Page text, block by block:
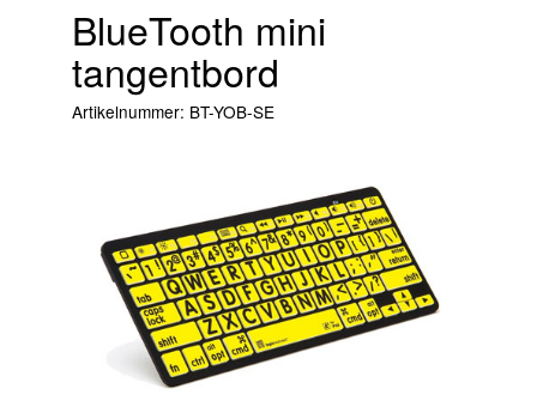
BlueTooth mini
tangentbord
Artikelnummer: BT-YOB-SE